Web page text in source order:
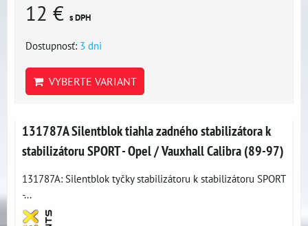
12 € s DPH
Dostupnosť: 3 dni
VYBERTE VARIANT
131787A Silentblok tiahla zadného stabilizátora k
stabilizátoru SPORT - Opel / Vauxhall Calibra (89-97)
131787A: Silentblok tyčky stabilizátoru k stabilizátoru SPORT
-...